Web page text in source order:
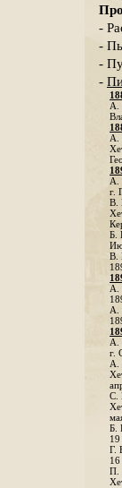
-
-
-
-
А.
A.
А.
г.
B.
Б.
В.
А.
А.
А.
г.
A.
С.
Б.
Г.
П.